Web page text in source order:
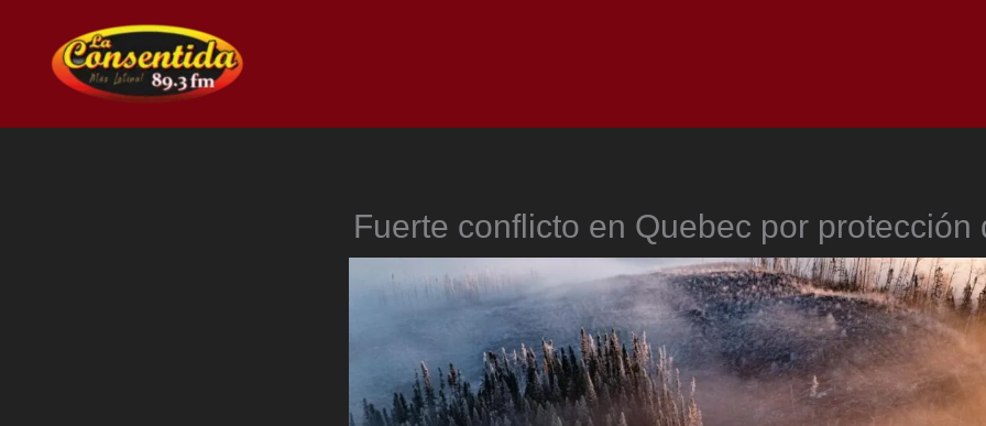
contenido
Fuerte conflicto en Quebec por protección